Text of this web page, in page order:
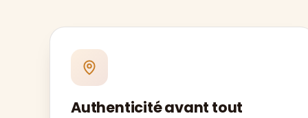
Authenticité avant tout